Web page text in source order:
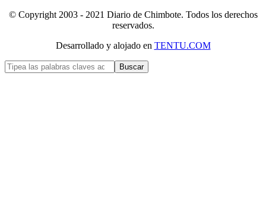
© Copyright 2003 - 2021 Diario de Chimbote. Todos los derechos
reservados.
Desarrollado y alojado en TENTU.COM